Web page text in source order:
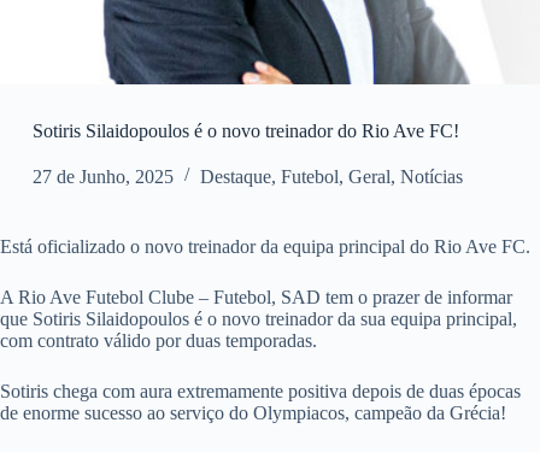
Sotiris Silaidopoulos é o novo treinador do Rio Ave FC!
27 de Junho, 2025 Destaque, Futebol, Geral, Notícias
Está oficializado o novo treinador da equipa principal do Rio Ave FC.
A Rio Ave Futebol Clube – Futebol, SAD tem o prazer de informar
que Sotiris Silaidopoulos é o novo treinador da sua equipa principal,
com contrato válido por duas temporadas.
Sotiris chega com aura extremamente positiva depois de duas épocas
de enorme sucesso ao serviço do Olympiacos, campeão da Grécia!